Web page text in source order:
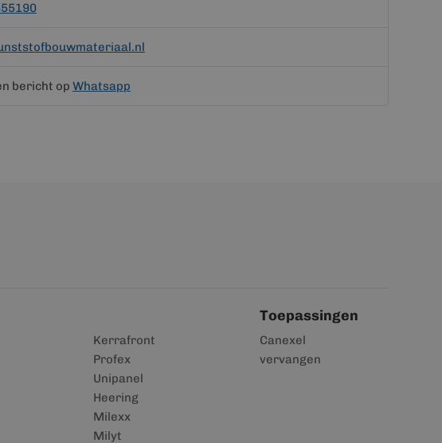
bericht op Whatsapp
Kerrafront
Profex
Unipanel
Heering
Milexx
Milyt
Toepassingen
Canexel
vervangen